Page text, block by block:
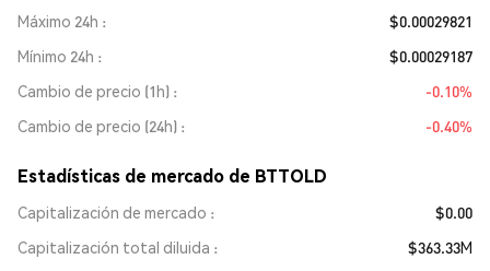
Máximo 24h
$0.00029821
Mínimo 24h
$0.00029187
Cambio de precio (1h)
-0.10%
Cambio de precio (24h)
-0.40%
Estadísticas de mercado de BTTOLD
Capitalización de mercado
$0.00
Capitalización total diluida
$363.33M